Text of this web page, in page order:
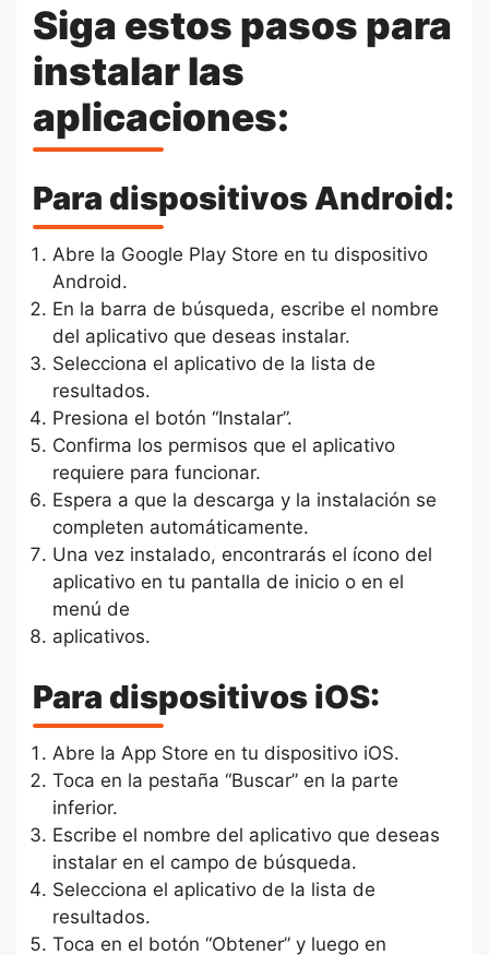
Siga estos pasos para
instalar las
aplicaciones:
Para dispositivos Android:
Abre la Google Play Store en tu dispositivo
Android.
En la barra de búsqueda, escribe el nombre
del aplicativo que deseas instalar.
Selecciona el aplicativo de la lista de
resultados.
Presiona el botón “Instalar”.
Confirma los permisos que el aplicativo
requiere para funcionar.
Espera a que la descarga y la instalación se
completen automáticamente.
Una vez instalado, encontrarás el ícono del
aplicativo en tu pantalla de inicio o en el
menú de
aplicativos.
Para dispositivos iOS:
Abre la App Store en tu dispositivo iOS.
Toca en la pestaña “Buscar” en la parte
inferior.
Escribe el nombre del aplicativo que deseas
instalar en el campo de búsqueda.
Selecciona el aplicativo de la lista de
resultados.
Toca en el botón “Obtener” y luego en